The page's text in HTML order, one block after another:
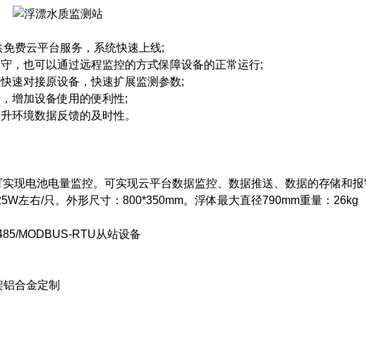
费云平台服务，系统快速上线;
也可以通过远程监控的方式保障设备的正常运行;
对接原设备，快速扩展监测参数;
加设备使用的便利性;
境数据反馈的及时性。
电池电量监控。可实现云平台数据监控、数据推送、数据的存储和报
左右/只。外形尺寸：800*350mm。浮体最大直径790mm重量：26kg
MODBUS-RTU从站设备
合金定制